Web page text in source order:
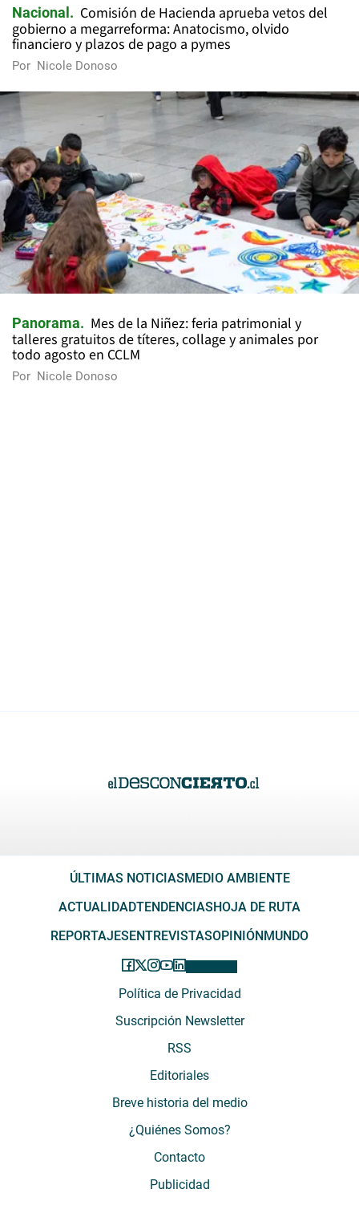
Nacional
Comisión de Hacienda aprueba vetos del
gobierno a megarreforma: Anatocismo, olvido
financiero y plazos de pago a pymes
Por Nicole Donoso
Panorama
Mes de la Niñez: feria patrimonial y
talleres gratuitos de títeres, collage y animales por
todo agosto en CCLM
Por Nicole Donoso
ÚLTIMAS NOTICIAS MEDIO AMBIENTE
ACTUALIDADTENDENCIAS HOJA DE RUTA
REPORTAJES ENTREVISTASOPINIÓN MUNDO
Política de Privacidad
Suscripción Newsletter
RSS
Editoriales
Breve historia del medio
¿Quiénes Somos?
Contacto
Publicidad